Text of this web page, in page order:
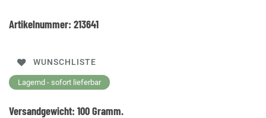
Artikelnummer: 213641
WUNSCHLISTE
Lagernd - sofort lieferbar
Versandgewicht: 100Gramm.